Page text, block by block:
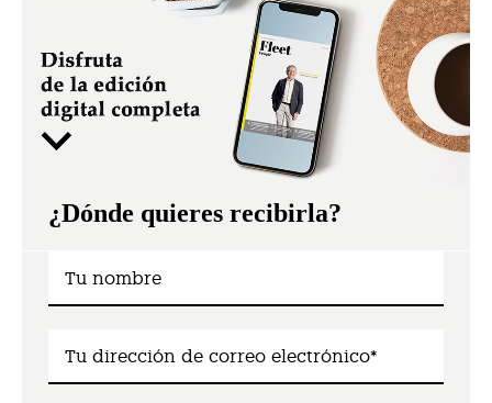
¿Dónde quieres recibirla?